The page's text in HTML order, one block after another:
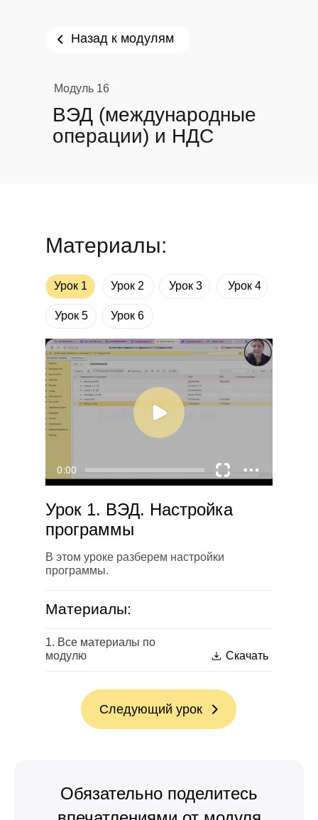
ВЭД (международные
операции) и НДС
Назад к модулям
Модуль 16
Материалы:
Следующий урок
Скачать
1. Все материалы по
модулю
Материалы:
В этом уроке разберем настройки
программы.
Урок 1. ВЭД. Настройка
программы
Урок 1 Урок 2 Урок 3 Урок 4
Урок 5 Урок 6
Обязательно поделитесь